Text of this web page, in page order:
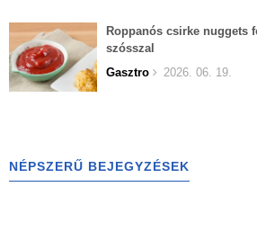
Roppanós csirke nuggets
szósszal
Gasztro
2026. 06. 19.
NÉPSZERŰ BEJEGYZÉSEK